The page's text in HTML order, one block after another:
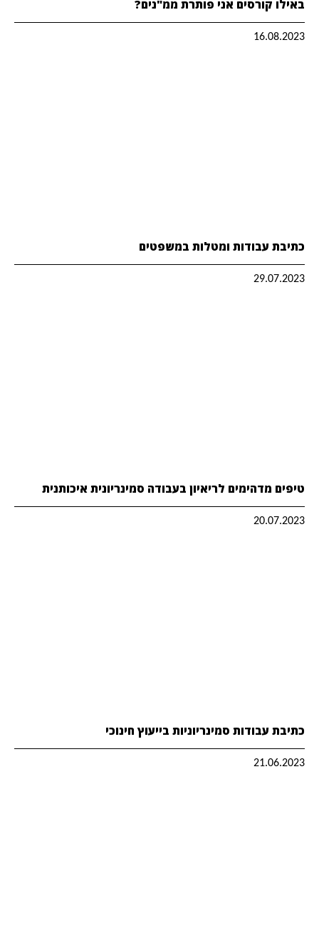
באילו קורסים אני פותרת ממ"נים?
16.08.2023
כתיבת עבודות ומטלות במשפטים
29.07.2023
טיפים מדהימים לריאיון בעבודה סמינריונית איכותנית
20.07.2023
כתיבת עבודות סמינריוניות בייעוץ חינוכי
21.06.2023